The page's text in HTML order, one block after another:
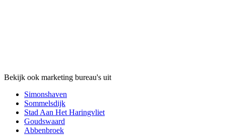
Bekijk ook marketing bureau's uit
Simonshaven
Sommelsdijk
Stad Aan Het Haringvliet
Goudswaard
Abbenbroek